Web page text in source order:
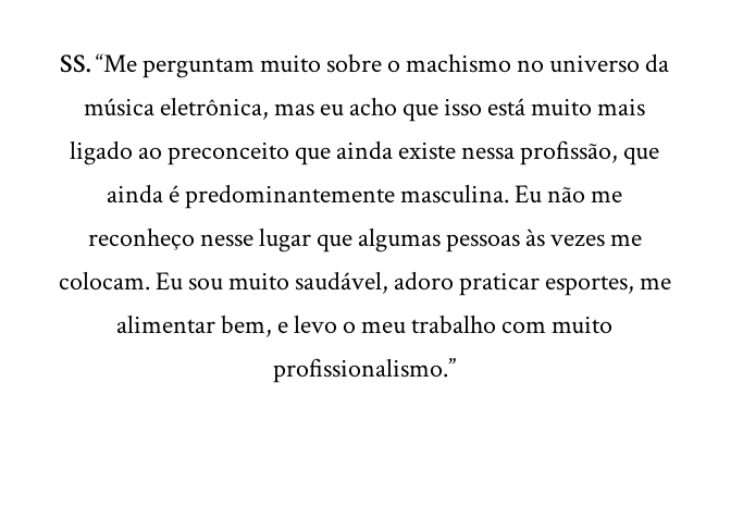
SS.“Me perguntam muito sobre o machismo no universo da
música eletrônica, mas eu acho que isso está muito mais
ligado ao preconceito que ainda existe nessa profissão, que
ainda é predominantemente masculina. Eu não me
reconheço nesse lugar que algumas pessoas às vezes me
colocam. Eu sou muito saudável, adoro praticar esportes, me
alimentar bem, e levo o meu trabalho com muito
profissionalismo.”